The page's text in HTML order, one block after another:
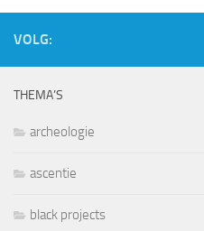
VOLG:
THEMA’S
archeologie
ascentie
black projects